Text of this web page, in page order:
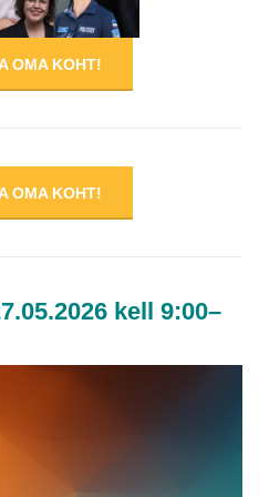
OMA KOHT!
OMA KOHT!
kell 9:00–